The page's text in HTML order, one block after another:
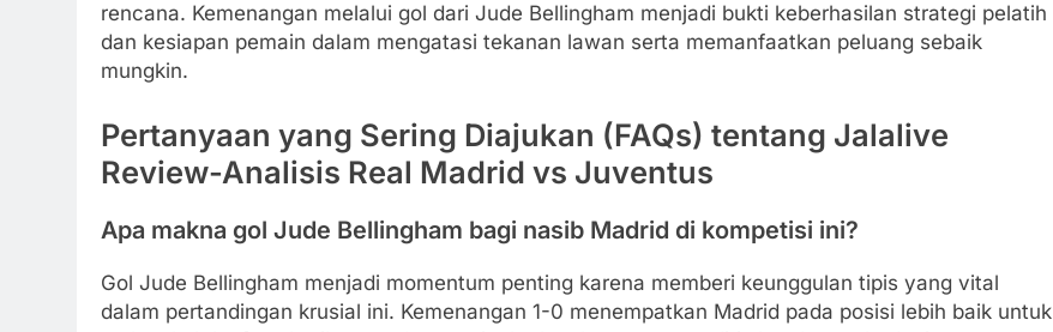
rencana. Kemenangan melalui gol dari Jude Bellingham menjadi bukti keberhasilan strategi pelatih
dan kesiapan pemain dalam mengatasi tekanan lawan serta memanfaatkan peluang sebaik
mungkin.
Pertanyaan yang Sering Diajukan (FAQs) tentang Jalalive
Review-Analisis Real Madrid vs Juventus
Apa makna gol Jude Bellingham bagi nasib Madrid di kompetisi ini?
Gol Jude Bellingham menjadi momentum penting karena memberi keunggulan tipis yang vital
dalam pertandingan krusial ini. Kemenangan 1-0 menempatkan Madrid pada posisi lebih baik untuk